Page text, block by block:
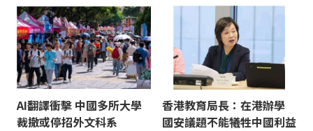
AI翻譯衝擊 中國多所大學
裁撤或停招外文科系
香港教育局長：在港辦學
國安議題不能犧牲中國利益